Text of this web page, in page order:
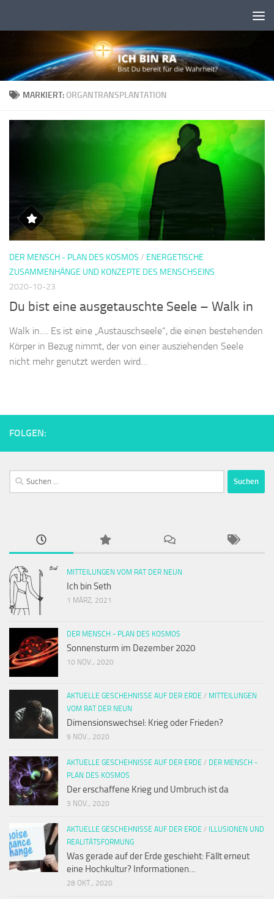
MARKIERT:ORGANTRANSPLANTATION
DER MENSCH - PLAN DES KOSMOS / ENERGETISCHE
ZUSAMMENHÄNGE UND KONZEPTE DES MENSCHSEINS
2020-10-23
Du bist eine ausgetauschte Seele – Walk in
Walk in…. Es ist eine „Austauschseele“, die einen bestehenden
Körper in Bezug nimmt, der von einer ausziehenden Seele
nicht mehr genutzt werden wird…
FOLGEN:
Suchen
nach:
MITTEILUNGEN VOM RAT DER NEUN
Ich bin Seth
1 MÄRZ, 2021
DER MENSCH - PLAN DES KOSMOS
Sonnensturm im Dezember 2020
10 NOV., 2020
AKTUELLE GESCHEHNISSE AUF DER ERDE / MITTEILUNGEN
VOM RAT DER NEUN
Dimensionswechsel: Krieg oder Frieden?
9 NOV., 2020
AKTUELLE GESCHEHNISSE AUF DER ERDE / DER MENSCH -
PLAN DES KOSMOS
Der erschaffene Krieg und Umbruch ist da
3 NOV., 2020
AKTUELLE GESCHEHNISSE AUF DER ERDE /
ILLUSIONEN UND
REALITÄTSFORMUNG
Was gerade auf der Erde geschieht: Fällt erneut
eine Hochkultur? Informationen…
28 OKT., 2020